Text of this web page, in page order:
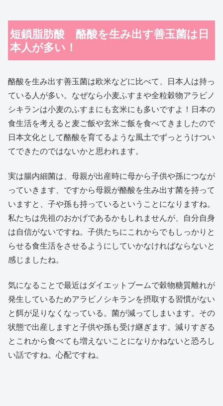
短鎖脂肪酸 酪酸を生み出す善玉菌は日
本人が多い！
酪酸を生み出す善玉菌は欧米などに比べて、日本人は持っ
ている人が多い。なぜなら小麦ふすまや全粒穀物アラビノ
シキランは小麦のふすまにも玄米にも多いですよ！日本の
食生活を考えると麦ご飯や玄米ご飯を食べてきましたので
日本文化として酪酸を育てるような風土でずっとうけつい
てできたのではないかと思われます。
実は腸内細菌は、母親が出産時に母から子供や孫につなが
っていきます、ですから母親が酪酸を生み出す菌を持って
いますと、子や孫も持っているということになりますね。
私たちは先祖のおかげであるかもしれませんが、自分自身
は自信がないですね。子供たちにこれからでもしっかりと
らせる食生活をさせるようにしていかなければならないと
感じましたね。
気になることで最近はダイエットブームで穀物糖質離れが
発生しているためアラビノシキランを摂取する習慣がない
と餌が足りなくなっている。菌が減ってしまいます。その
状態で出産しますと子供や孫も受け継ぎます。減りすぎる
とこれから食べても増えないことになりかねないと恐ろし
い話ですね。心配ですね。